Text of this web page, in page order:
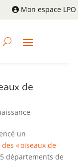
Mon espace LPO
de
un
des«oiseaux de
départements de